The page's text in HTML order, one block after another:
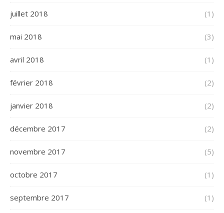
juillet 2018 (1)
mai 2018 (3)
avril 2018 (1)
février 2018 (2)
janvier 2018 (2)
décembre 2017 (2)
novembre 2017 (5)
octobre 2017 (1)
septembre 2017 (1)